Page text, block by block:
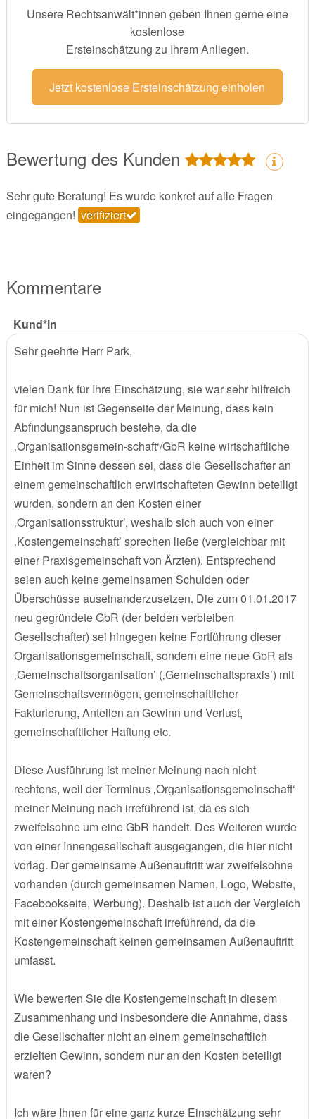
Unsere Rechtsanwält*innen geben Ihnen gerne eine
kostenlose
Ersteinschätzung zu Ihrem Anliegen.
Jetzt kostenlose Ersteinschätzung einholen
Bewertung des Kunden
Sehr gute Beratung! Es wurde konkret auf alle Fragen
eingegangen! verifiziert
Kommentare
Kund*in
Sehr geehrte Herr Park,
vielen Dank für Ihre Einschätzung, sie war sehr hilfreich
für mich! Nun ist Gegenseite der Meinung, dass kein
Abfindungsanspruch bestehe, da die
‚Organisationsgemein-schaft‘/GbR keine wirtschaftliche
Einheit im Sinne dessen sei, dass die Gesellschafter an
einem gemeinschaftlich erwirtschafteten Gewinn beteiligt
wurden, sondern an den Kosten einer
‚Organisationsstruktur’, weshalb sich auch von einer
‚Kostengemeinschaft’ sprechen ließe (vergleichbar mit
einer Praxisgemeinschaft von Ärzten). Entsprechend
seien auch keine gemeinsamen Schulden oder
Überschüsse auseinanderzusetzen. Die zum 01.01.2017
neu gegründete GbR (der beiden verbleiben
Gesellschafter) sei hingegen keine Fortführung dieser
Organisationsgemeinschaft, sondern eine neue GbR als
‚Gemeinschaftsorganisation’ (‚Gemeinschaftspraxis’) mit
Gemeinschaftsvermögen, gemeinschaftlicher
Fakturierung, Anteilen an Gewinn und Verlust,
gemeinschaftlicher Haftung etc.
Diese Ausführung ist meiner Meinung nach nicht
rechtens, weil der Terminus ‚Organisationsgemeinschaft‘
meiner Meinung nach irreführend ist, da es sich
zweifelsohne um eine GbR handelt. Des Weiteren wurde
von einer Innengesellschaft ausgegangen, die hier nicht
vorlag. Der gemeinsame Außenauftritt war zweifelsohne
vorhanden (durch gemeinsamen Namen, Logo, Website,
Facebookseite, Werbung). Deshalb ist auch der Vergleich
mit einer Kostengemeinschaft irreführend, da die
Kostengemeinschaft keinen gemeinsamen Außenauftritt
umfasst.
Wie bewerten Sie die Kostengemeinschaft in diesem
Zusammenhang und insbesondere die Annahme, dass
die Gesellschafter nicht an einem gemeinschaftlich
erzielten Gewinn, sondern nur an den Kosten beteiligt
waren?
Ich wäre Ihnen für eine ganz kurze Einschätzung sehr